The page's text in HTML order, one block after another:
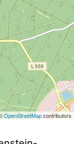
OpenStreetMapcontributors